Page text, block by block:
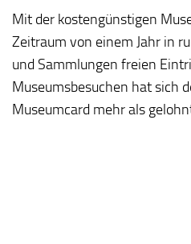
Mit der kostengünstigen
Zeitraum von einem Jahr in
und Sammlungen freien
Museumsbesuchen hat sich
Museumcard mehr als